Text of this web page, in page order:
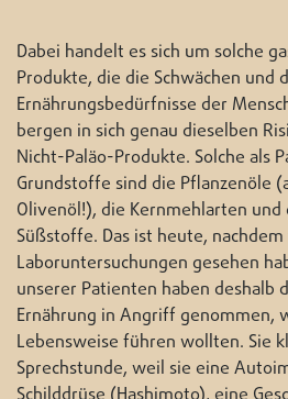
Dabei handelt es sich um solche
Produkte, die die Schwächen und
Ernährungsbedürfnisse der
bergen in sich genau dieselben
Nicht-Paläo-Produkte. Solche als
Grundstoffe sind die Pflanzenöle
Olivenöl!), die Kernmehlarten und
Süßstoffe. Das ist heute,
Laboruntersuchungen gesehen
unserer Patienten haben deshalb
Ernährung in Angriff genommen,
Lebensweise führen wollten. Sie
Sprechstunde, weil sie eine